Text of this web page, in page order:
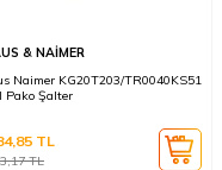
& NAİMER
Naimer KG20T203/TR0040KS51
Pako Şalter
TL
TL